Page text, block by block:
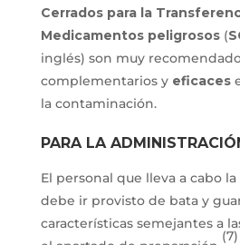
Cerrados para la
Medicamentos peligrosos(
inglés) son muy
complementarios y eficaces
la contaminación.
PARA LA
El personal que lleva a cabo la
debe ir provisto de bata y
características semejantes a
(7)